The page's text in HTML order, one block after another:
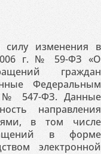
изменения в
г. № 59-ФЗ «О
граждан
Федеральным
№ 547-ФЗ. Данные
направления
в том числе
в форме
электронной